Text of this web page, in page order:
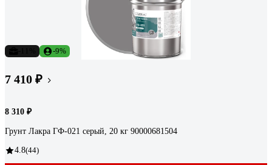
-9%
7 410 ₽
8 310 ₽
Грунт Лакра ГФ-021 серый, 20 кг 90000681504
4.8(44)